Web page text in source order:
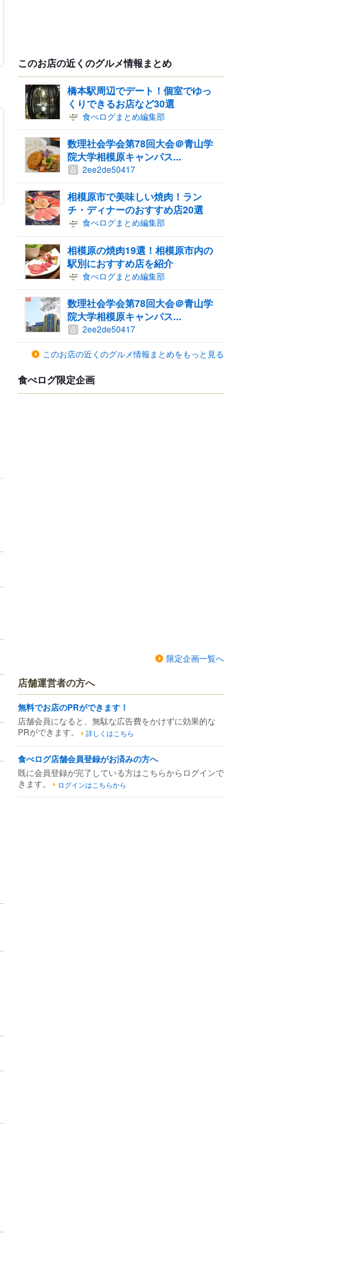
このお店の近くのグルメ情報まとめ
橋本駅周辺でデート！個室でゆっ
くりできるお店など30選
食べログまとめ編集部
数理社会学会第78回大会＠青山学
院大学相模原キャンパス...
2ee2de50417
相模原市で美味しい焼肉！ラン
チ・ディナーのおすすめ店20選
食べログまとめ編集部
相模原の焼肉19選！相模原市内の
駅別におすすめ店を紹介
食べログまとめ編集部
数理社会学会第78回大会＠青山学
院大学相模原キャンパス...
2ee2de50417
このお店の近くのグルメ情報まとめをもっと見る
食べログ限定企画
限定企画一覧へ
店舗運営者の方へ
無料でお店のPRができます！
店舗会員になると、無駄な広告費をかけずに効果的な
PRができます。
詳しくはこちら
食べログ店舗会員登録がお済みの方へ
既に会員登録が完了している方はこちらからログインで
きます。
ログインはこちらから